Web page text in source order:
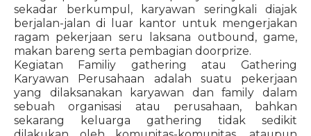
sekadar berkumpul, karyawan seringkali diajak
berjalan-jalan di luar kantor untuk mengerjakan
ragam pekerjaan seru laksana outbound, game,
makan bareng serta pembagian doorprize.
Kegiatan Familiy gathering atau Gathering
Karyawan Perusahaan adalah suatu pekerjaan
yang dilaksanakan karyawan dan family dalam
sebuah organisasi atau perusahaan, bahkan
sekarang keluarga gathering tidak sedikit